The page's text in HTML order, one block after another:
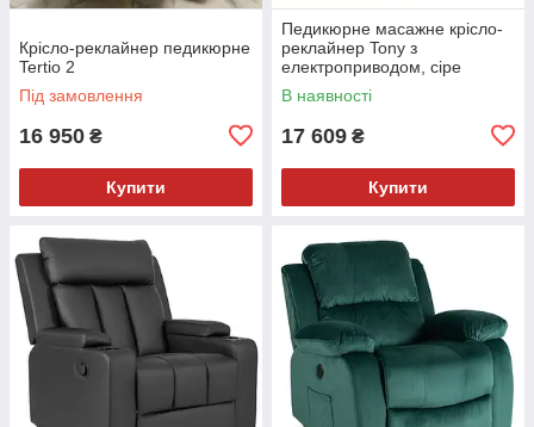
Крісло-реклайнер педикюрне
Tertio 2
Під замовлення
16 950 ₴
Купити
Педикюрне масажне крісло-
реклайнер Tony з
електроприводом, сіре
В наявності
17 609 ₴
Купити